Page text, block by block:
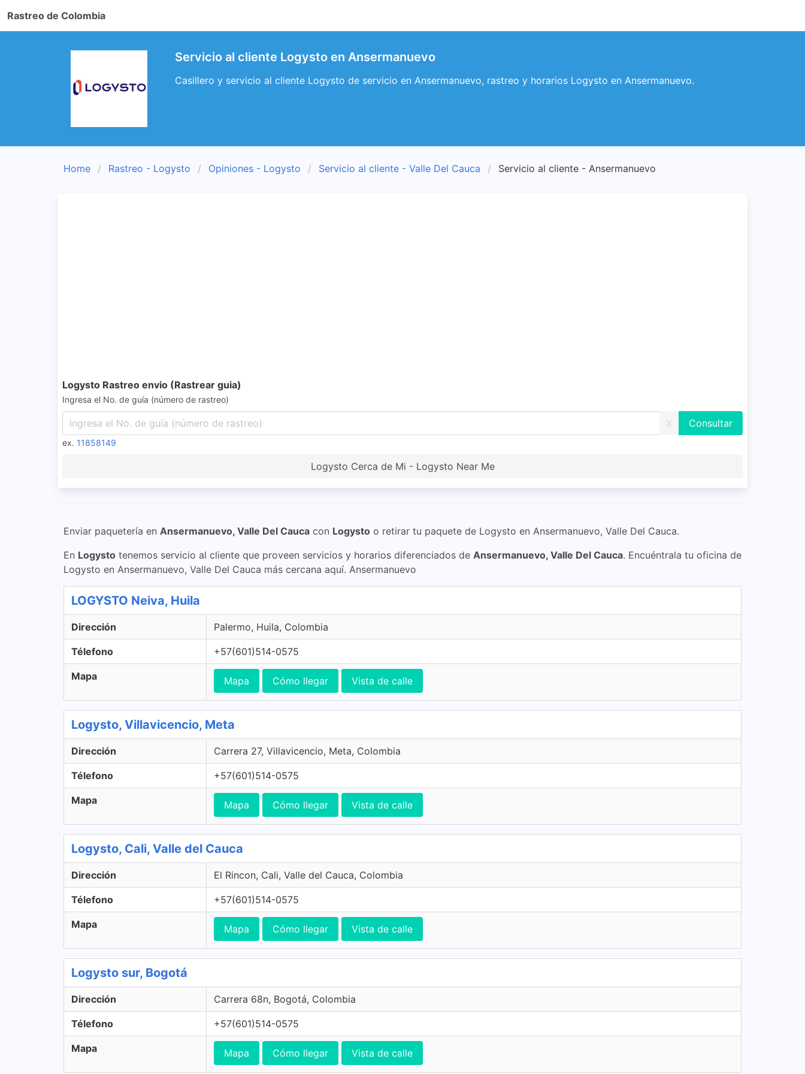
Rastreo de Colombia
Servicio al cliente Logysto en Ansermanuevo
Casillero y servicio al cliente Logysto de servicio en Ansermanuevo, rastreo y horarios Logysto en Ansermanuevo.
Home Rastreo - Logysto Opiniones - Logysto Servicio al cliente - Valle Del Cauca Servicio al cliente - Ansermanuevo
Logysto Rastreo envio (Rastrear guia)
Ingresa el No. de guía (número de rastreo)
X
ex. 11858149
Logysto Cerca de Mi - Logysto Near Me
Enviar paquetería en Ansermanuevo, Valle Del Cauca con Logysto o retirar tu paquete de Logysto en Ansermanuevo, Valle Del Cauca.
En Logysto tenemos servicio al cliente que proveen servicios y horarios diferenciados de Ansermanuevo, Valle Del Cauca. Encuéntrala tu oficina de
Logysto en Ansermanuevo, Valle Del Cauca más cercana aquí. Ansermanuevo
LOGYSTO Neiva, Huila
Dirección Palermo, Huila, Colombia
Télefono +57(601)514-0575
Mapa Mapa Cómo llegar Vista de calle
Logysto, Villavicencio, Meta
Dirección Carrera 27, Villavicencio, Meta, Colombia
Télefono +57(601)514-0575
Mapa Mapa Cómo llegar Vista de calle
Logysto, Cali, Valle del Cauca
Dirección El Rincon, Cali, Valle del Cauca, Colombia
Télefono +57(601)514-0575
Mapa Mapa Cómo llegar Vista de calle
Logysto sur, Bogotá
Dirección Carrera 68n, Bogotá, Colombia
Télefono +57(601)514-0575
Mapa Mapa Cómo llegar Vista de calle